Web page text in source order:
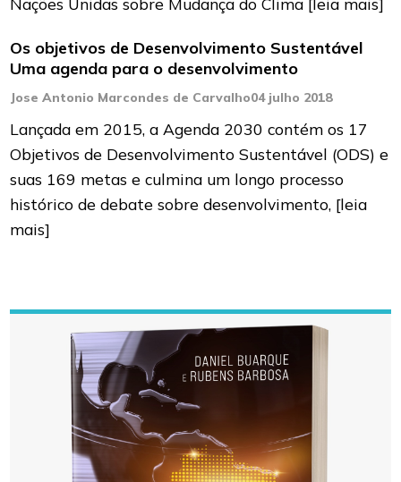
Os objetivos de Desenvolvimento Sustentável
Uma agenda para o desenvolvimento
Jose Antonio Marcondes de Carvalho04 julho 2018
Lançada em 2015, a Agenda 2030 contém os 17
Objetivos de Desenvolvimento Sustentável (ODS) e
suas 169 metas e culmina um longo processo
histórico de debate sobre desenvolvimento, [leia
mais]